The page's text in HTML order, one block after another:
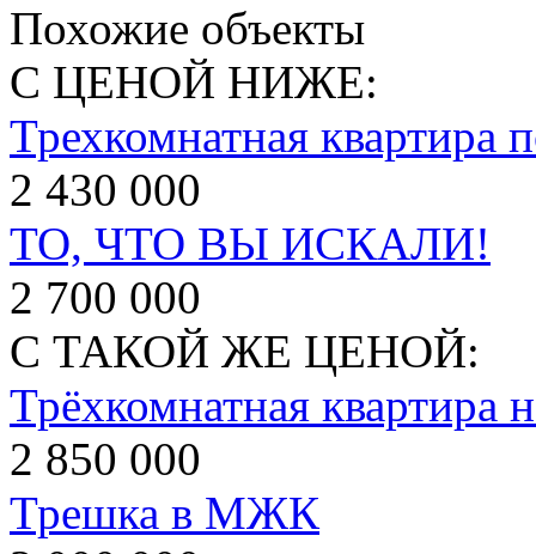
Похожие объекты
С ЦЕНОЙ НИЖЕ:
Трехкомнатная квартира
2 430 000
ТО, ЧТО ВЫ ИСКАЛИ!
2 700 000
С ТАКОЙ ЖЕ ЦЕНОЙ:
Трёхкомнатная квартира
2 850 000
Трешка в МЖК